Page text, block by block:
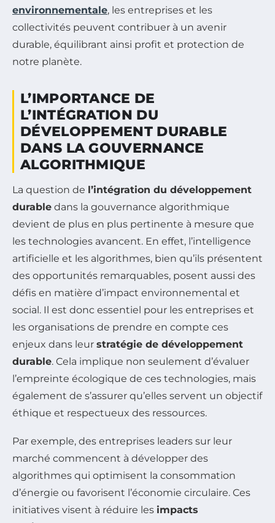
environnementale, les entreprises et les
collectivités peuvent contribuer à un avenir
durable, équilibrant ainsi profit et protection de
notre planète.
L’IMPORTANCE DE
L’INTÉGRATION DU
DÉVELOPPEMENT DURABLE
DANS LA GOUVERNANCE
ALGORITHMIQUE
La question de l’intégration du développement
durable dans la gouvernance algorithmique
devient de plus en plus pertinente à mesure que
les technologies avancent. En effet, l’intelligence
artificielle et les algorithmes, bien qu’ils présentent
des opportunités remarquables, posent aussi des
défis en matière d’impact environnemental et
social. Il est donc essentiel pour les entreprises et
les organisations de prendre en compte ces
enjeux dans leur stratégie de développement
durable. Cela implique non seulement d’évaluer
l’empreinte écologique de ces technologies, mais
également de s’assurer qu’elles servent un objectif
éthique et respectueux des ressources.
Par exemple, des entreprises leaders sur leur
marché commencent à développer des
algorithmes qui optimisent la consommation
d’énergie ou favorisent l’économie circulaire. Ces
initiatives visent à réduire les impacts